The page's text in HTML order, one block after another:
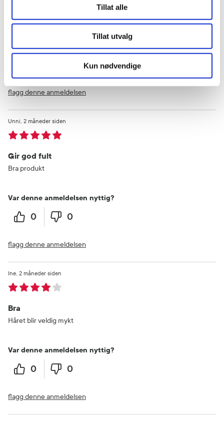
Tillat alle
Tillat utvalg
Kun nødvendige
Funker mot sensitiv hodebunn
Var denne anmeldelsen nyttig?
flagg denne anmeldelsen
Gir god fult
2 måneder siden
Unni
Bra produkt
Var denne anmeldelsen nyttig?
0 0
flagg denne anmeldelsen
Bra
2 måneder siden
Ine
Håret blir veldig mykt
Var denne anmeldelsen nyttig?
0 0
flagg denne anmeldelsen